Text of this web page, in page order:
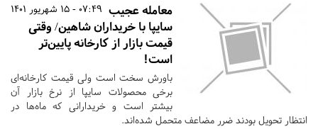
07:49 - 15 شهریور 1401 معامله عجیب
سایپا با خریداران شاهین/ وقتی
قیمت بازار از کارخانه پایین‌تر
است!
باورش سخت است ولی قیمت کارخانه‌ای
برخی محصولات سایپا از نرخ بازار آن
بیشتر است و خریدارانی که ماه‌ها در
انتظار تحویل بودند ضرر مضاعف متحمل شده‌اند.